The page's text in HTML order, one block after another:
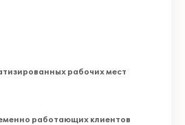
рабочих мест
работающих клиентов